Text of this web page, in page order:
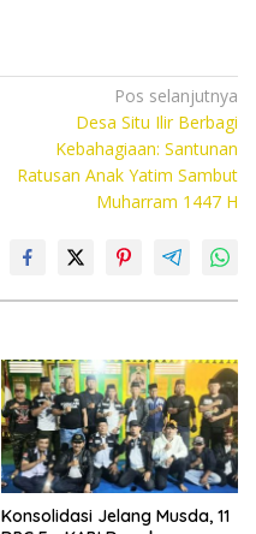
Pos selanjutnya
Desa Situ Ilir Berbagi
Kebahagiaan: Santunan
Ratusan Anak Yatim Sambut
Muharram 1447 H
Konsolidasi Jelang Musda, 11